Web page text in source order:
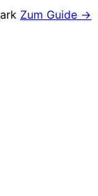
Zum Guide →